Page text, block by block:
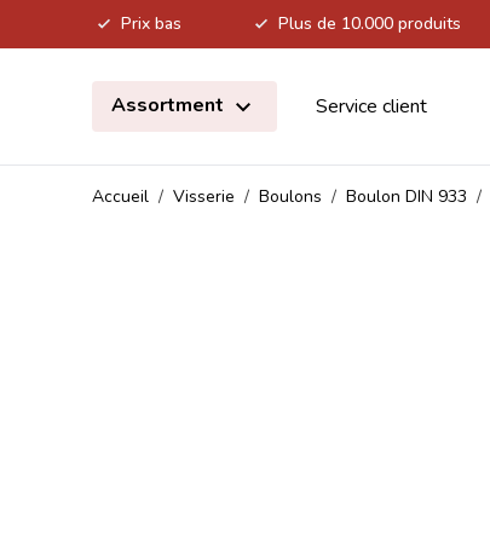
Prix bas Plus de 10.000 produits
Assortment
Service client
Accueil / Visserie / Boulons / Boulon DIN 933 /